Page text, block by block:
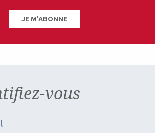
articles sur
JE M'ABONNE
vous